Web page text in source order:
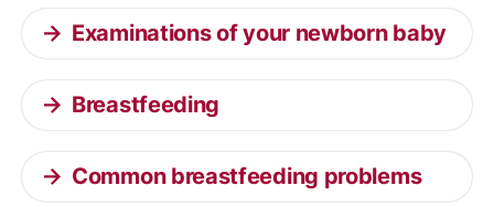
Examinations of your newborn baby
Breastfeeding
Common breastfeeding problems